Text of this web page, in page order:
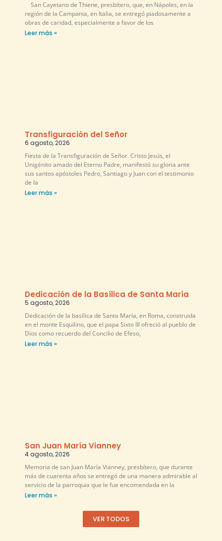
San Cayetano de Thiene, presbítero, que, en Nápoles, en la
región de la Campania, en Italia, se entregó piadosamente a
obras de caridad, especialmente a favor de los
Leer más »
Transfiguración del Señor
6 agosto, 2026
Fiesta de la Transfiguración de Señor. Cristo Jesús, el
Unigénito amado del Eterno Padre, manifestó su gloria ante
sus santos apóstoles Pedro, Santiago y Juan con el testimonio
de la
Leer más »
Dedicación de la Basílica de Santa María
5 agosto, 2026
Dedicación de la basílica de Santa María, en Roma, construida
en el monte Esquilino, que el papa Sixto III ofreció al pueblo de
Dios como recuerdo del Concilio de Efeso,
Leer más »
San Juan María Vianney
4 agosto, 2026
Memoria de san Juan María Vianney, presbítero, que durante
más de cuarenta años se entregó de una manera admirable al
servicio de la parroquia que le fue encomendada en la
Leer más »
VER TODOS